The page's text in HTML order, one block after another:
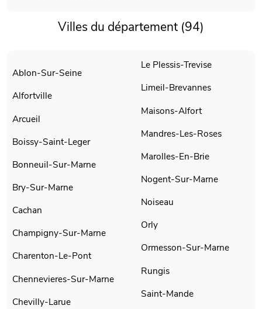
Villes du département (94)
Ablon-Sur-Seine
Alfortville
Arcueil
Boissy-Saint-Leger
Bonneuil-Sur-Marne
Bry-Sur-Marne
Cachan
Champigny-Sur-Marne
Charenton-Le-Pont
Chennevieres-Sur-Marne
Chevilly-Larue
Le Plessis-Trevise
Limeil-Brevannes
Maisons-Alfort
Mandres-Les-Roses
Marolles-En-Brie
Nogent-Sur-Marne
Noiseau
Orly
Ormesson-Sur-Marne
Rungis
Saint-Mande